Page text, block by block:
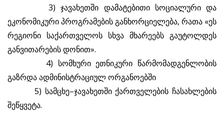
3) ჯავახეთში დამატებითი სოციალური და
ეკონომიკური პროგრამების განხორციელება, რათა «ეს
რეგიონი საქართველოს სხვა მხარეებს გაუტოლდეს
განვითარების დონით».
4) სომხური ეთნიკური წარმომადგენლობის
გაზრდა ადმინისტრაციულ ორგანოებში
5) სამცხე–ჯავახეთში ქართველების ჩასახლების
შეწყვეტა.